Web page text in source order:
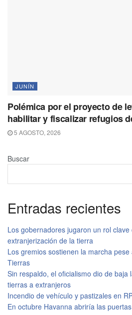
JUNÍN
Polémica por el proyecto de
habilitar y fiscalizar refugios
5 AGOSTO, 2026
Buscar
Entradas recientes
Los gobernadores jugaron un rol
extranjerización de la tierra
Los gremios sostienen la marcha
Tierras
Sin respaldo, el oficialismo dio de baja
tierras a extranjeros
Incendio de vehículo y pastizales en
En octubre Havanna abriría las